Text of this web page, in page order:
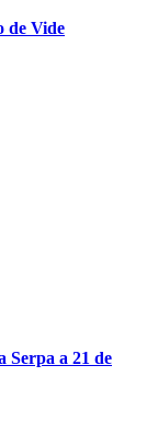
de Vide
Serpa a 21 de